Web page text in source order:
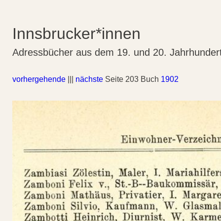
Innsbrucker*innen
Adressbücher aus dem 19. und 20.
vorhergehende nächste Seite 203 Buch 1902